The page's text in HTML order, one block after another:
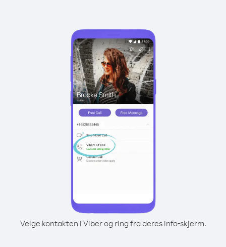
Velge kontakten i Viber og ring fra deres info-skjerm.